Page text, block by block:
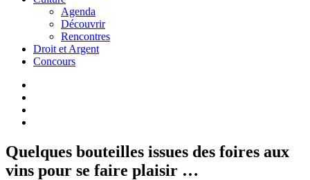
Agenda
Découvrir
Rencontres
Droit et Argent
Concours
Quelques bouteilles issues des foires aux
vins pour se faire plaisir …